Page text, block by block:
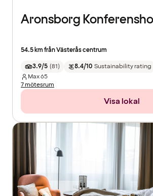
Aronsborg
54.5 km från Västerås centrum
3.9/5 (81) 8.4/10 Sustainability rating
Max65
7 mötesrum
Visa lokal